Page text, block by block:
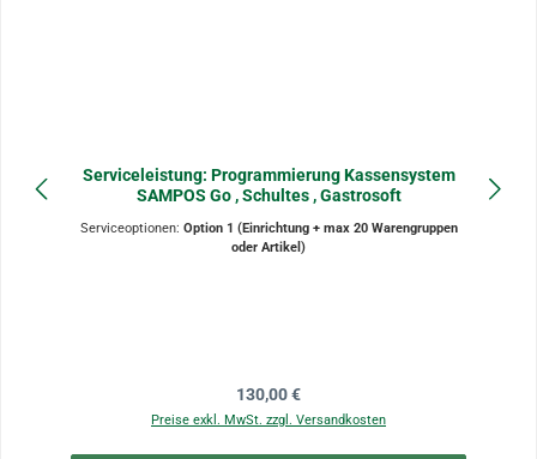
Serviceleistung: Programmierung Kassensystem
SAMPOS Go , Schultes , Gastrosoft
Serviceoptionen: Option 1 (Einrichtung + max 20 Warengruppen
oder Artikel)
Regulärer Preis:
130,00 €
Preise exkl. MwSt. zzgl. Versandkosten